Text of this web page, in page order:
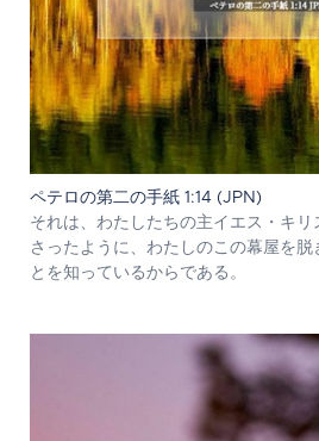
ペテロの第二の手紙 1:14 (JPN)
それは、わたしたちの主イエス・キリ
さったように、わたしのこの幕屋を脱
とを知っているからである。